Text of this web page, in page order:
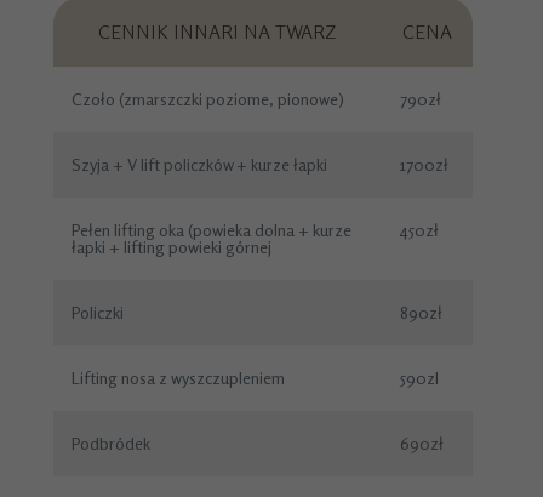
CENNIK INNARI NA TWARZ CENA
Czoło (zmarszczki poziome, pionowe) 790zł
Szyja + V lift policzków + kurze łapki 1700zł
Pełen lifting oka (powieka dolna + kurze
łapki + lifting powieki górnej
450zł
Policzki 890zł
Lifting nosa z wyszczupleniem 590zl
Podbródek 690zł